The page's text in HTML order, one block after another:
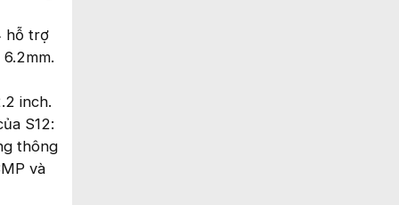
hỗ trợ
inch.
S12:
thông
và